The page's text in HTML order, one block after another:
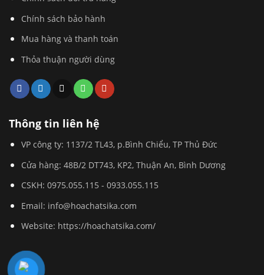
Chính sách bảo hành
Mua hàng và thanh toán
Thỏa thuận người dùng
Thông tin liên hệ
VP công ty: 1137/2 TL43, p.Bình Chiểu, TP Thủ Đức
Cửa hàng: 48B/2 DT743, KP2, Thuận An, Bình Dương
CSKH: 0975.055.115 - 0933.055.115
Email: info@hoachatsika.com
Website: https://hoachatsika.com/